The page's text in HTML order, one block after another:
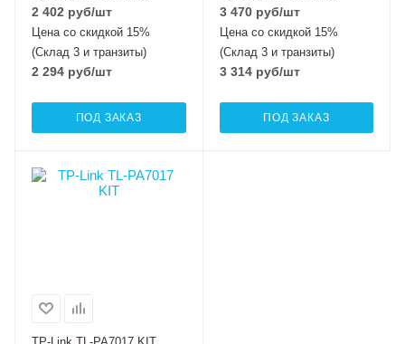
2 402 руб/шт
Цена со скидкой 15%
(Склад 3 и транзиты)
2 294 руб/шт
ПОД ЗАКАЗ
3 470руб/шт
Цена со скидкой 15%
(Склад 3 и транзиты)
3 314руб/шт
ПОД ЗАКАЗ
TP-Link TL-PA7017 KIT